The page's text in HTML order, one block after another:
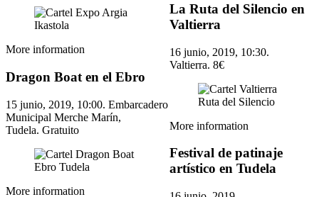
More information
Dragon Boat en el Ebro
15 junio, 2019, 10:00. Embarcadero
Municipal Merche Marín,
Tudela. Gratuito
More information
La Ruta del Silencio en
Valtierra
16 junio, 2019, 10:30.
Valtierra. 8€
More information
Festival de patinaje
artístico en Tudela